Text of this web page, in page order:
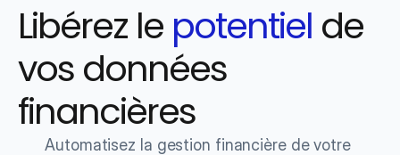
Libérez le potentiel de
vos données
financières
Automatisez la gestion financière de votre